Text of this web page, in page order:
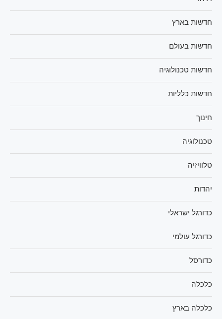
חדשות בארץ
חדשות בעולם
חדשות טכנולוגיה
חדשות כלליות
חינוך
טכנולוגיה
טלוויזיה
יהדות
כדורגל ישראלי
כדורגל עולמי
כדורסל
כלכלה
כלכלה בארץ